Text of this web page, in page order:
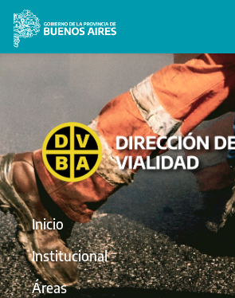
Inicio
Institucional
Áreas